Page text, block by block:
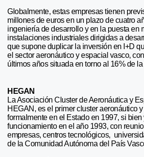
Globalmente, estas empresas tienen
millones de euros en un plazo de cuatro
ingeniería de desarrollo y en la puesta en
instalaciones industriales dirigidas a
que supone duplicar la inversión en I+D
el sector aeronáutico y espacial vasco,
últimos años situada en torno al 16% de
HEGAN
La Asociación Cluster de Aeronáutica y
HEGAN, es el primer cluster aeronáutico
formalmente en el Estado en 1997, si
funcionamiento en el año 1993, con
empresas, centros tecnológicos,
de la Comunidad Autónoma del País